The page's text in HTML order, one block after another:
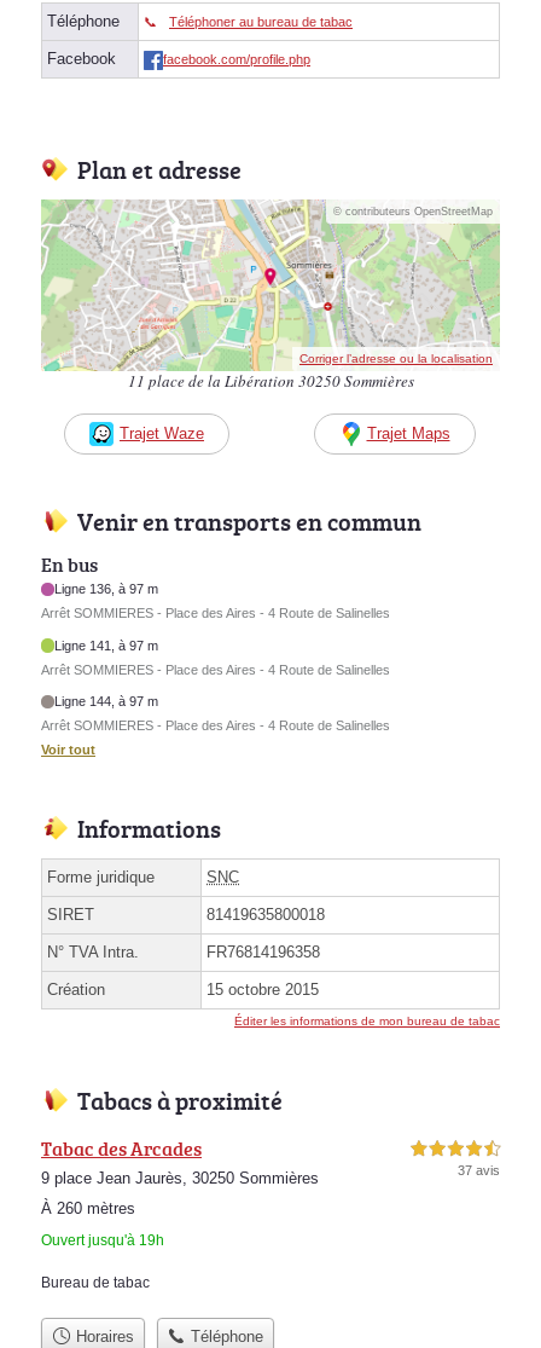
Téléphone Téléphoner au bureau de tabac
Facebook facebook.com/profile.php
Plan et adresse
© contributeurs OpenStreetMap
Corriger l’adresse ou la localisation
11 place de la Libération 30250 Sommières
Trajet Waze Trajet Maps
Venir en transports en commun
En bus
Ligne 136, à 97 m
Arrêt SOMMIERES - Place des Aires - 4 Route de Salinelles
Ligne 141, à 97 m
Arrêt SOMMIERES - Place des Aires - 4 Route de Salinelles
Ligne 144, à 97 m
Arrêt SOMMIERES - Place des Aires - 4 Route de Salinelles
Voir tout
Informations
Forme juridique SNC
SIRET 81419635800018
N° TVA Intra. FR76814196358
Création 15 octobre 2015
Éditer les informations de mon bureau de tabac
Tabacs à proximité
Tabac des Arcades
9 place Jean Jaurès, 30250 Sommières
À 260 mètres
Ouvert jusqu'à 19h
4,5 étoiles sur 5
37 avis
Bureau de tabac
Horaires Téléphone